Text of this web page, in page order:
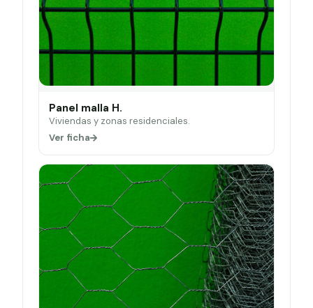
Panel malla H.
Viviendas y zonas residenciales.
Ver ficha